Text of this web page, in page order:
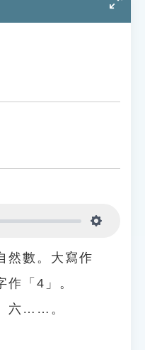
然數。大寫作
作「4」。
六……。